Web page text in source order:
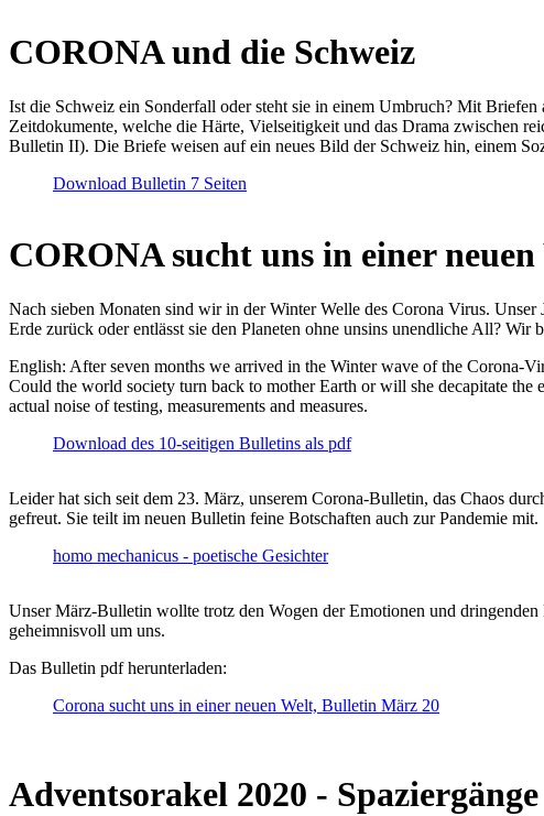
CORONA und die Schweiz
Ist die Schweiz ein Sonderfall oder steht sie in einem Umbruch? Mit
Zeitdokumente, welche die Härte, Vielseitigkeit und das Drama zwischen
Bulletin II). Die Briefe weisen auf ein neues Bild der Schweiz hin, einem
Download Bulletin 7 Seiten
CORONA sucht uns in einer
Nach sieben Monaten sind wir in der Winter Welle des Corona Virus.
Erde zurück oder entlässt sie den Planeten ohne unsins unendliche All? Wir
English: After seven months we arrived in the Winter wave of the Corona-
Could the world society turn back to mother Earth or will she decapitate the
actual noise of testing, measurements and measures.
Download des 10-seitigen Bulletins als pdf
Leider hat sich seit dem 23. März, unserem Corona-Bulletin, das Chaos
gefreut. Sie teilt im neuen Bulletin feine Botschaften auch zur Pandemie mit.
homo mechanicus - poetische Gesichter
Unser März-Bulletin wollte trotz den Wogen der Emotionen und
geheimnisvoll um uns.
Das Bulletin pdf herunterladen:
Corona sucht uns in einer neuen Welt, Bulletin März 20
Adventsorakel 2020 -